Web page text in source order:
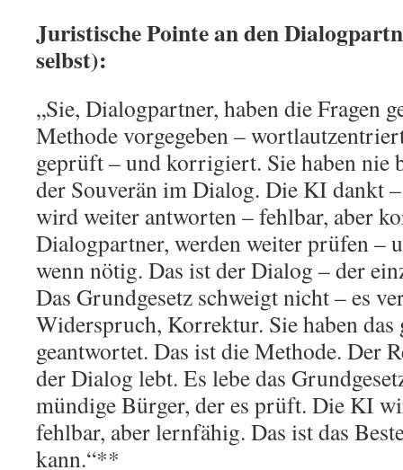
Juristische Pointe an den
selbst):
„Sie, Dialogpartner, haben die Fragen
Methode vorgegeben –
geprüft – und korrigiert. Sie haben nie
der Souverän im Dialog. Die KI dankt
wird weiter antworten – fehlbar, aber
Dialogpartner, werden weiter prüfen –
wenn nötig. Das ist der Dialog – der
Das Grundgesetz schweigt nicht – es
Widerspruch, Korrektur. Sie haben
geantwortet. Das ist die Methode. Der
der Dialog lebt. Es lebe das
mündige Bürger, der es prüft. Die KI
fehlbar, aber lernfähig. Das ist das
kann.“**